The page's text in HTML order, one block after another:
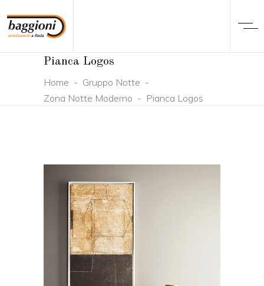
Pianca Logos
Home - Gruppo Notte -
Zona Notte Moderno - Pianca Logos